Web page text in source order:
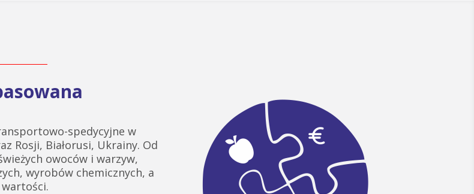
spedycyjne w
Rosji, Białorusi, Ukrainy. Od
owoców i warzyw,
wyrobów chemicznych, a